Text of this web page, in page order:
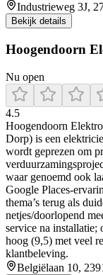
Industrieweg 3J,
Bekijk details
Hoogendoorn
Nu open
4.5
Hoogendoorn
Dorp) is een
wordt geprezen om
waar genoemd ook
Google Places-
thema’s terug als
netjes/doorlopend
service na installatie;
hoog (9,5) met veel
klantbeleving.
Belgiëlaan 10,